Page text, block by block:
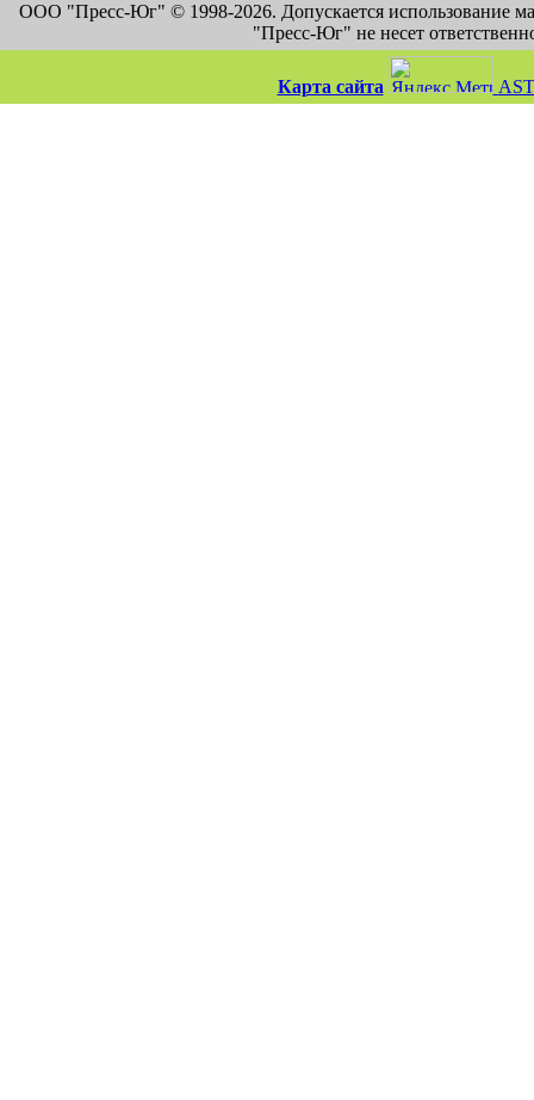
ООО "Пресс-Юг" © 1998-2026. Допускается использование
"Пресс-Юг" не несет
Карта сайта